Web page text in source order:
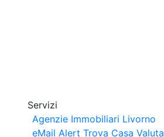
Servizi
Agenzie Immobiliari Livorno
eMail Alert Trova Casa Valuta